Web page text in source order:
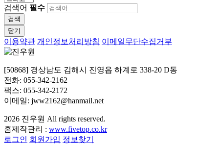
검색어 필수
검색
닫기
이용약관 개인정보처리방침 이메일무단수집거부
[50868] 경상남도 김해시 진영읍 하계로 338-20 D동
전화: 055-342-2162
팩스: 055-342-2172
이메일: jww2162@hanmail.net
2026 진우원 All rights reserved.
홈제작관리 : www.fivetop.co.kr
로그인 회원가입 정보찾기